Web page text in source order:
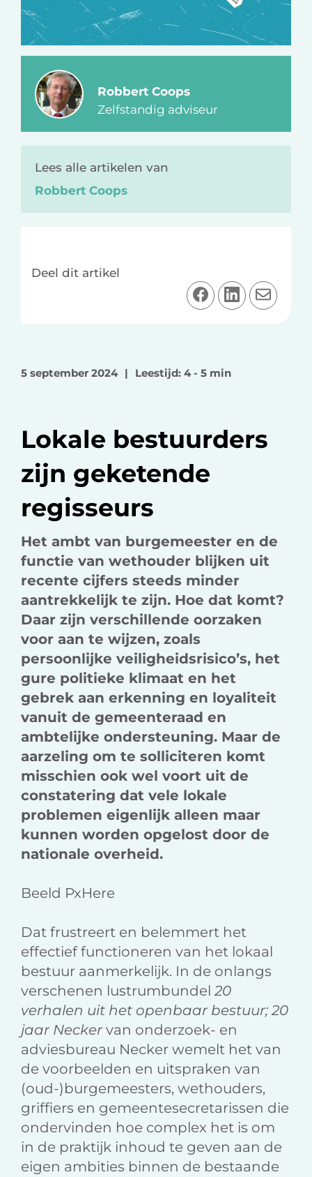
Robbert Coops
Zelfstandig adviseur
Lees alle artikelen van
Robbert Coops
Deel dit artikel
D
e
o
c
b
D
e
n
D
e
5 september 2024 | Leestijd: 4 - 5 min
Lokale bestuurders
zijn geketende
regisseurs
Het ambt van burgemeester en de
functie van wethouder blijken uit
recente cijfers steeds minder
aantrekkelijk te zijn. Hoe dat komt?
Daar zijn verschillende oorzaken
voor aan te wijzen, zoals
persoonlijke veiligheidsrisico’s, het
gure politieke klimaat en het
gebrek aan erkenning en loyaliteit
vanuit de gemeenteraad en
ambtelijke ondersteuning. Maar de
aarzeling om te solliciteren komt
misschien ook wel voort uit de
constatering dat vele lokale
problemen eigenlijk alleen maar
kunnen worden opgelost door de
nationale overheid.
Beeld PxHere
Dat frustreert en belemmert het
effectief functioneren van het lokaal
bestuur aanmerkelijk. In de onlangs
verschenen lustrumbundel20
verhalen uit het openbaar bestuur; 20
jaar Neckervan onderzoek- en
adviesbureau Necker wemelt het van
de voorbeelden en uitspraken van
(oud-)burgemeesters, wethouders,
griffiers en gemeentesecretarissen die
ondervinden hoe complex het is om
in de praktijk inhoud te geven aan de
eigen ambities binnen de bestaande